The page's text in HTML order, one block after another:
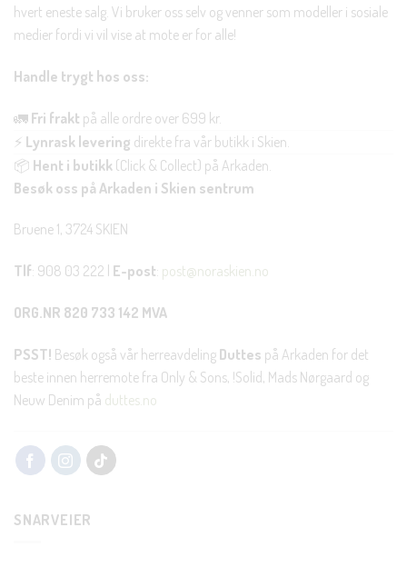
hvert eneste salg. Vi bruker oss selv og venner som modeller i sosiale
medier fordi vi vil vise at mote er for alle!
Handle trygt hos oss:
🚛 Fri frakt på alle ordre over 699 kr.
⚡ Lynrask levering direkte fra vår butikk i Skien.
📦 Hent i butikk (Click & Collect) på Arkaden.
Besøk oss på Arkaden i Skien sentrum
Bruene 1, 3724 SKIEN
Tlf: 908 03 222 | E-post: post@noraskien.no
ORG.NR 820 733 142 MVA
PSST! Besøk også vår herreavdeling Duttes på Arkaden for det
beste innen herremote fra Only & Sons, !Solid, Mads Nørgaard og
Neuw Denim på duttes.no
SNARVEIER